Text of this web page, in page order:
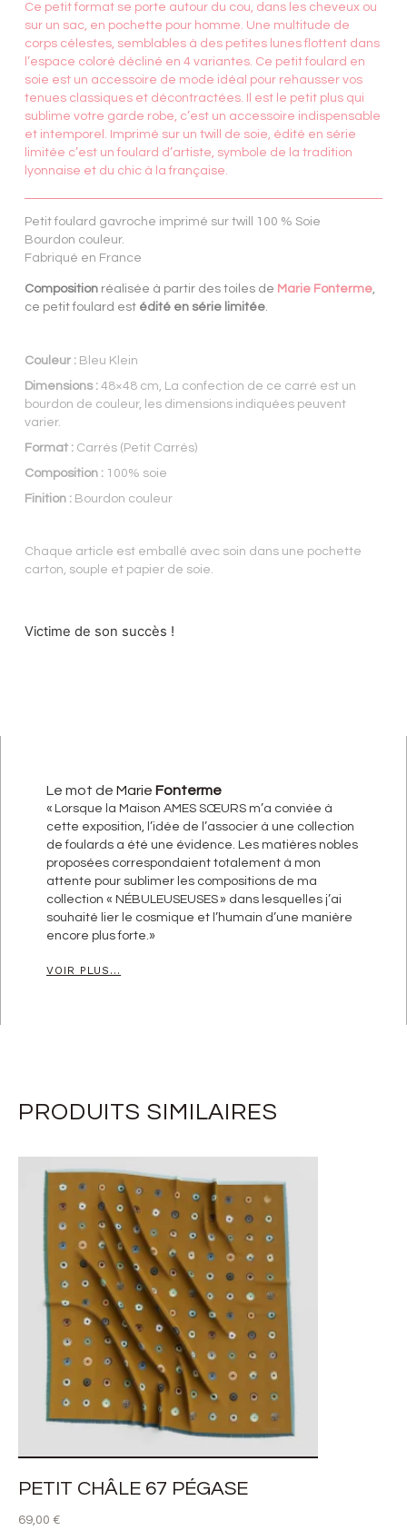
Ce petit format se porte autour du cou, dans les cheveux ou
sur un sac, en pochette pour homme. Une multitude de
corps célestes, semblables à des petites lunes flottent dans
l’espace coloré décliné en 4 variantes. Ce petit foulard en
soie est un accessoire de mode idéal pour rehausser vos
tenues classiques et décontractées. Il est le petit plus qui
sublime votre garde robe, c’est un accessoire indispensable
et intemporel. Imprimé sur un twill de soie, édité en série
limitée c’est un foulard d’artiste, symbole de la tradition
lyonnaise et du chic à la française.
Petit foulard gavroche imprimé sur twill 100 % Soie
Bourdon couleur.
Fabriqué en France
Compositionréalisée à partir des toiles de Marie Fonterme,
ce petit foulard est édité en série limitée.
Couleur :Bleu Klein
Dimensions :48×48 cm, La confection de ce carré est un
bourdon de couleur, les dimensions indiquées peuvent
varier.
Format :Carrés (Petit Carrés)
Composition :100% soie
Finition :Bourdon couleur
Chaque article est emballé avec soin dans une pochette
carton, souple et papier de soie.
Victime de son succès !
Le mot de Marie Fonterme
« Lorsque la Maison AMES SŒURS m’a conviée à
cette exposition, l’idée de l’associer à une collection
de foulards a été une évidence. Les matières nobles
proposées correspondaient totalement à mon
attente pour sublimer les compositions de ma
collection « NÉBULEUSEUSES » dans lesquelles j’ai
souhaité lier le cosmique et l’humain d’une manière
encore plus forte.»
VOIR PLUS...
PRODUITS SIMILAIRES
PETIT CHÂLE 67 PÉGASE
69,00 €